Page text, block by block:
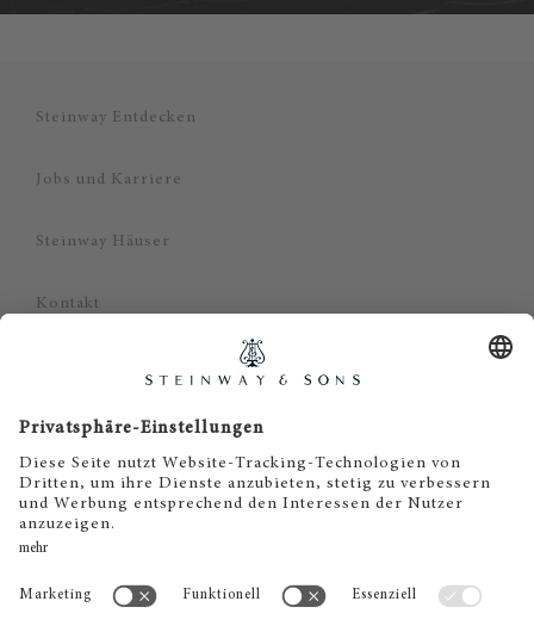
Steinway Entdecken
Jobs und Karriere
Steinway Häuser
Kontakt
Impressum
Haftungsausschluss
Cookie Zustimmung